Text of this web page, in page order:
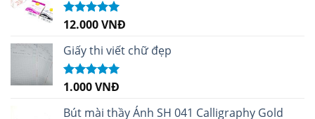
Được xếp
sao
12.000VNĐ
Giấy thi viết chữ đẹp
Được xếp
sao
1.000VNĐ
Bút mài thầy Ánh SH 041 Calligraphy Gold